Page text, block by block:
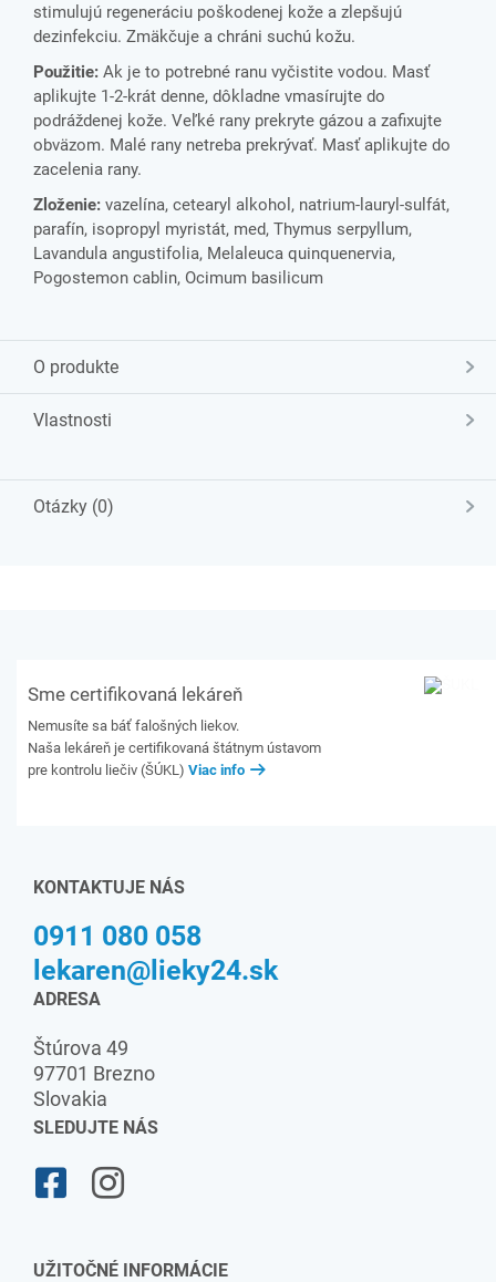
stimulujú regeneráciu poškodenej kože a zlepšujú
dezinfekciu. Zmäkčuje a chráni suchú kožu.
Použitie: Ak je to potrebné ranu vyčistite vodou. Masť
aplikujte 1-2-krát denne, dôkladne vmasírujte do
podráždenej kože. Veľké rany prekryte gázou a zafixujte
obväzom. Malé rany netreba prekrývať. Masť aplikujte do
zacelenia rany.
Zloženie: vazelína, cetearyl alkohol, natrium-lauryl-sulfát,
parafín, isopropyl myristát, med, Thymus serpyllum,
Lavandula angustifolia, Melaleuca quinquenervia,
Pogostemon cablin, Ocimum basilicum
O produkte
Vlastnosti
Otázky (0)
Sme certifikovaná lekáreň
Nemusíte sa báť falošných liekov.
Naša lekáreň je certifikovaná štátnym ústavom
pre kontrolu liečiv (ŠÚKL) Viac info
KONTAKTUJE NÁS
0911 080 058
lekaren@lieky24.sk
ADRESA
Štúrova 49
97701 Brezno
Slovakia
SLEDUJTE NÁS
UŽITOČNÉ INFORMÁCIE